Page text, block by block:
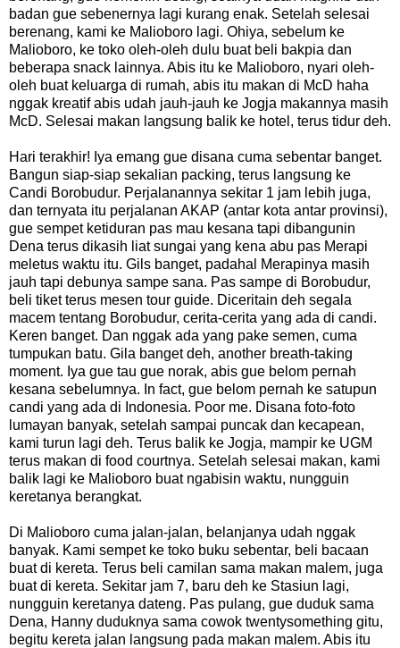
badan gue sebenernya lagi kurang enak. Setelah selesai
berenang, kami ke Malioboro lagi. Ohiya, sebelum ke
Malioboro, ke toko oleh-oleh dulu buat beli bakpia dan
beberapa snack lainnya. Abis itu ke Malioboro, nyari oleh-
oleh buat keluarga di rumah, abis itu makan di McD haha
nggak kreatif abis udah jauh-jauh ke Jogja makannya masih
McD. Selesai makan langsung balik ke hotel, terus tidur deh.
Hari terakhir! Iya emang gue disana cuma sebentar banget.
Bangun siap-siap sekalian packing, terus langsung ke
Candi Borobudur. Perjalanannya sekitar 1 jam lebih juga,
dan ternyata itu perjalanan AKAP (antar kota antar provinsi),
gue sempet ketiduran pas mau kesana tapi dibangunin
Dena terus dikasih liat sungai yang kena abu pas Merapi
meletus waktu itu. Gils banget, padahal Merapinya masih
jauh tapi debunya sampe sana. Pas sampe di Borobudur,
beli tiket terus mesen tour guide. Diceritain deh segala
macem tentang Borobudur, cerita-cerita yang ada di candi.
Keren banget. Dan nggak ada yang pake semen, cuma
tumpukan batu. Gila banget deh, another breath-taking
moment. Iya gue tau gue norak, abis gue belom pernah
kesana sebelumnya. In fact, gue belom pernah ke satupun
candi yang ada di Indonesia. Poor me. Disana foto-foto
lumayan banyak, setelah sampai puncak dan kecapean,
kami turun lagi deh. Terus balik ke Jogja, mampir ke UGM
terus makan di food courtnya. Setelah selesai makan, kami
balik lagi ke Malioboro buat ngabisin waktu, nungguin
keretanya berangkat.
Di Malioboro cuma jalan-jalan, belanjanya udah nggak
banyak. Kami sempet ke toko buku sebentar, beli bacaan
buat di kereta. Terus beli camilan sama makan malem, juga
buat di kereta. Sekitar jam 7, baru deh ke Stasiun lagi,
nungguin keretanya dateng. Pas pulang, gue duduk sama
Dena, Hanny duduknya sama cowok twentysomething gitu,
begitu kereta jalan langsung pada makan malem. Abis itu